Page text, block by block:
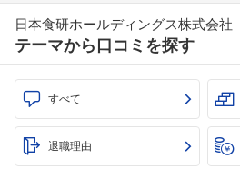
日本食研ホールディングス株式会社
テーマから口コミを探す
すべて
退職理由